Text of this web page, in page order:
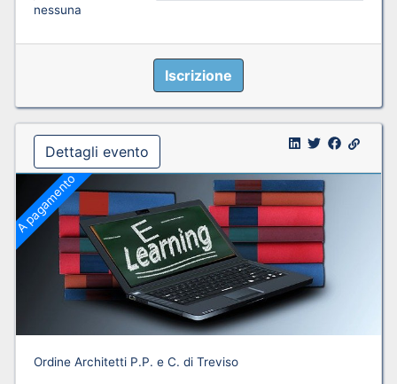
nessuna
Iscrizione
Dettagli evento
A pagamento
Ordine Architetti P.P. e C. di Treviso